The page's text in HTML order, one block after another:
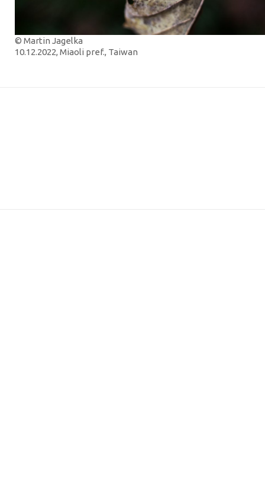
© Martin Jagelka
10.12.2022, Miaoli pref., Taiwan